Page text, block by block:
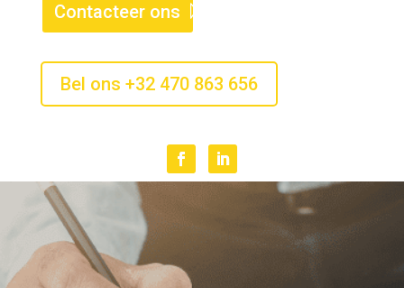
Contacteer ons
Bel ons +32 470 863 656